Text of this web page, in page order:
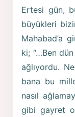
Ertesi gün,
büyükleri
Mahabad’a
ki; “…Ben
ağlıyordu.
bana bu
nasıl
gibi gayret